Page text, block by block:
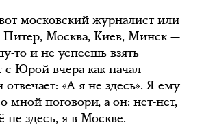
московский журналист или
Питер, Москва, Киев, Минск —
то и не успеешь взять
с Юрой вчера как начал
«А я не здесь». Я ему
мной поговори, а он: нет-нет,
здесь, я в Москве.